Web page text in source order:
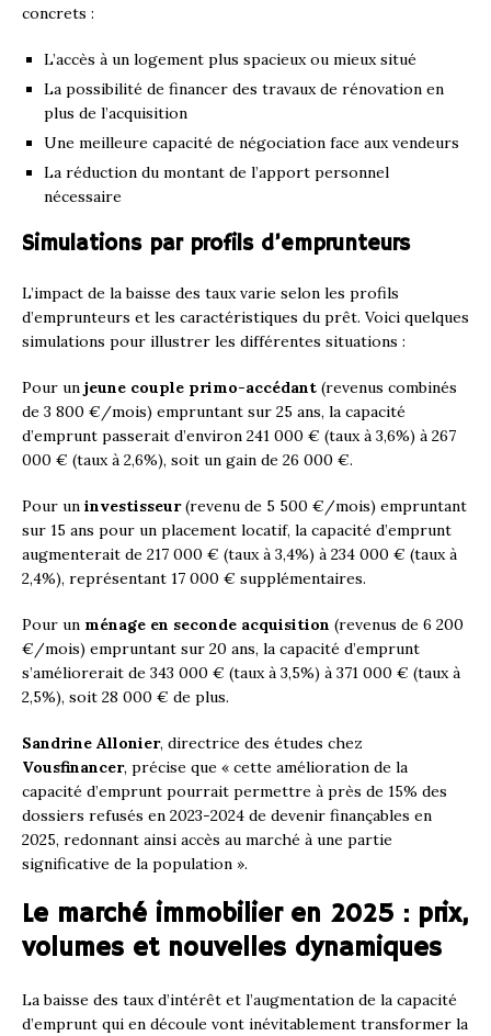
concrets :
L’accès à un logement plus spacieux ou mieux situé
La possibilité de financer des travaux de rénovation en
plus de l’acquisition
Une meilleure capacité de négociation face aux vendeurs
La réduction du montant de l’apport personnel
nécessaire
Simulations par profils d’emprunteurs
L’impact de la baisse des taux varie selon les profils
d’emprunteurs et les caractéristiques du prêt. Voici quelques
simulations pour illustrer les différentes situations :
Pour un jeune couple primo-accédant (revenus combinés
de 3 800 €/mois) empruntant sur 25 ans, la capacité
d’emprunt passerait d’environ 241 000 € (taux à 3,6%) à 267
000 € (taux à 2,6%), soit un gain de 26 000 €.
Pour un investisseur(revenu de 5 500 €/mois) empruntant
sur 15 ans pour un placement locatif, la capacité d’emprunt
augmenterait de 217 000 € (taux à 3,4%) à 234 000 € (taux à
2,4%), représentant 17 000 € supplémentaires.
Pour un ménage en seconde acquisition (revenus de 6 200
€/mois) empruntant sur 20 ans, la capacité d’emprunt
s’améliorerait de 343 000 € (taux à 3,5%) à 371 000 € (taux à
2,5%), soit 28 000 € de plus.
Sandrine Allonier, directrice des études chez
Vousfinancer, précise que « cette amélioration de la
capacité d’emprunt pourrait permettre à près de 15% des
dossiers refusés en 2023-2024 de devenir finançables en
2025, redonnant ainsi accès au marché à une partie
significative de la population ».
Le marché immobilier en 2025 : prix,
volumes et nouvelles dynamiques
La baisse des taux d’intérêt et l’augmentation de la capacité
d’emprunt qui en découle vont inévitablement transformer la